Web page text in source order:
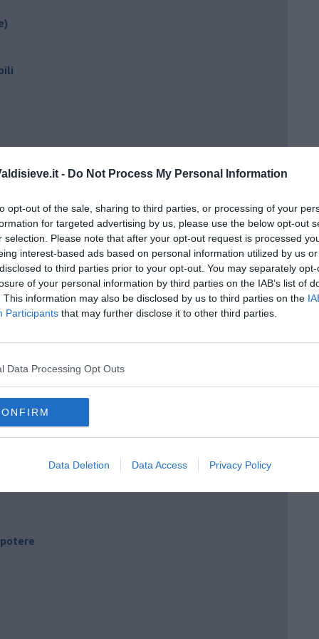
- Do Not Process My Personal Information
opt-out of the sale, sharing to third parties, or processing of your
for targeted advertising by us, please use the below opt-out
selection. Please note that after your opt-out request is processed
interest-based ads based on personal information utilized by us
to third parties prior to your opt-out. You may separately
of your personal information by third parties on the IAB’s list of
This information may also be disclosed by us to third parties on the
Participants that may further disclose it to other third parties.
Data Processing Opt Outs
Data Deletion Data Access Privacy Policy